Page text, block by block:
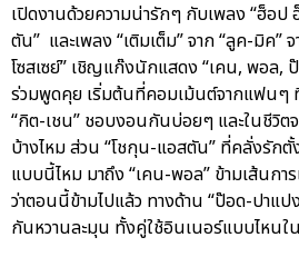
เปิดงานด้วยความน่ารักๆ กับเพลง “ฮ็อป
ตัน” และเพลง “เติมเต็ม” จาก “ลูค-มิค”
โซสเซย์” เชิญแก๊งนักแสดง “เคน, พอล,
ร่วมพูดคุย เริ่มต้นที่คอมเม้นต์จากแฟนๆ ที่
“กิต-เชน” ชอบงอนกันบ่อยๆ และในชีวิต
บ้างไหม ส่วน “โชกุน-แอสตัน” ที่คลั่งรัก
แบบนี้ไหม มาถึง “เคน-พอล” ข้ามเส้นก
ว่าตอนนี้ข้ามไปแล้ว ทางด้าน “ป๊อด-ปาแป
กันหวานละมุน ทั้งคู่ใช้อินเนอร์แบบไหนใ